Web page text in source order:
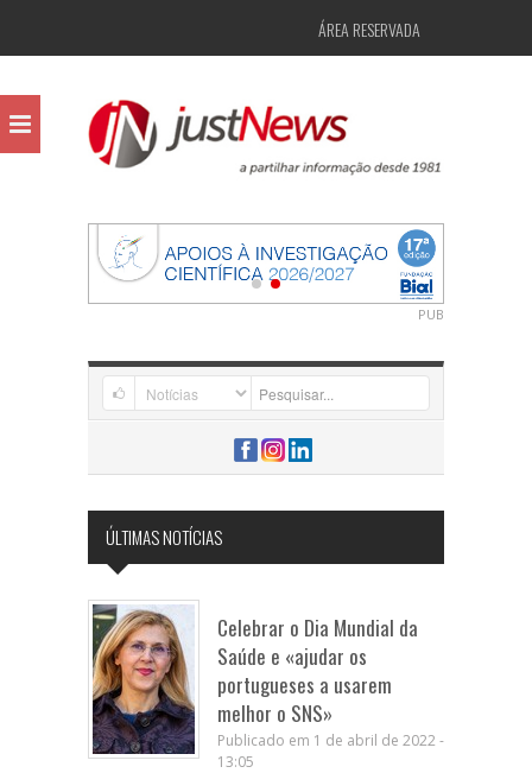
ÁREA RESERVADA
PUB
ÚLTIMAS NOTÍCIAS
Celebrar o Dia Mundial da
Saúde e «ajudar os
portugueses a usarem
melhor o SNS»
Publicado em 1 de abril de 2022 -
13:05